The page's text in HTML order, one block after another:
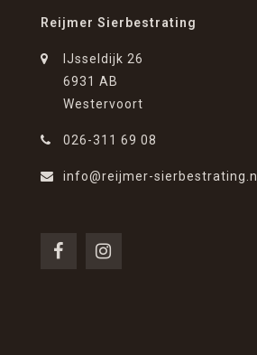
Reijmer Sierbestrating
IJsseldijk 26
6931 AB
Westervoort
026-311 69 08
info@reijmer-sierbestrating.nl